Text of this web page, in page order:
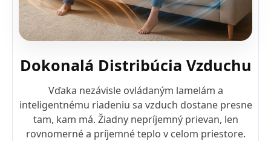
Dokonalá Distribúcia Vzduchu
Vďaka nezávisle ovládaným lamelám a
inteligentnému riadeniu sa vzduch dostane presne
tam, kam má. Žiadny nepríjemný prievan, len
rovnomerné a príjemné teplo v celom priestore.